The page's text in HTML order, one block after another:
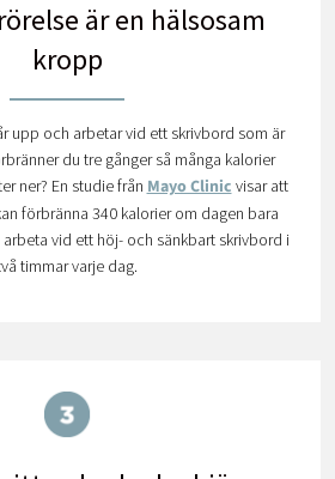
är en hälsosam
kropp
upp och arbetar vid ett skrivbord som är
du tre gånger så många kalorier
ner? En studie frånMayo Clinicvisar att
förbränna 340 kalorier om dagen bara
vid ett höj- och sänkbart skrivbord i
timmar varje dag.